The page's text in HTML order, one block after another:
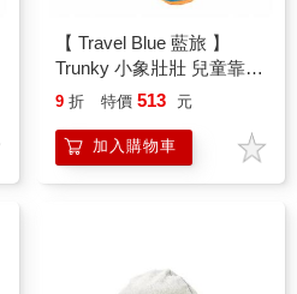
【 Travel Blue 藍旅 】
Trunky 小象壯壯 兒童靠
枕/抱枕 TB289
9 折 特價 513 元
加入購物車